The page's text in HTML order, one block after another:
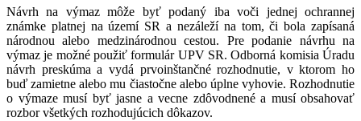
Návrh na výmaz môže byť podaný iba voči jednej ochrannej
známke platnej na území SR a nezáleží na tom, či bola zapísaná
národnou alebo medzinárodnou cestou. Pre podanie návrhu na
výmaz je možné použiť formulár UPV SR. Odborná komisia Úradu
návrh preskúma a vydá prvoinštančné rozhodnutie, v ktorom ho
buď zamietne alebo mu čiastočne alebo úplne vyhovie. Rozhodnutie
o výmaze musí byť jasne a vecne zdôvodnené a musí obsahovať
rozbor všetkých rozhodujúcich dôkazov.